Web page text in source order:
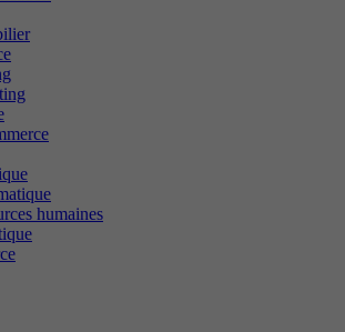
humaines